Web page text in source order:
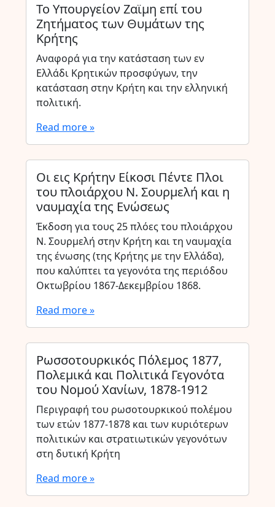
Το Υπουργείον Ζαϊμη επί του
Ζητήματος των Θυμάτων της
Κρήτης
Αναφορά για την κατάσταση των εν
Ελλάδι Κρητικών προσφύγων, την
κατάσταση στην Κρήτη και την ελληνική
πολιτική.
Read more »
Οι εις Κρήτην Είκοσι Πέντε Πλοι
του πλοιάρχου Ν. Σουρμελή και η
ναυμαχία της Ενώσεως
Έκδοση για τους 25 πλόες του πλοιάρχου
Ν. Σουρμελή στην Κρήτη και τη ναυμαχία
της ένωσης (της Κρήτης με την Ελλάδα),
που καλύπτει τα γεγονότα της περιόδου
Οκτωβρίου 1867-Δεκεμβρίου 1868.
Read more »
Ρωσσοτουρκικός Πόλεμος 1877,
Πολεμικά και Πολιτικά Γεγονότα
του Νομού Χανίων, 1878-1912
Περιγραφή του ρωσοτουρκικού πολέμου
των ετών 1877-1878 και των κυριότερων
πολιτικών και στρατιωτικών γεγονότων
στη δυτική Κρήτη
Read more »